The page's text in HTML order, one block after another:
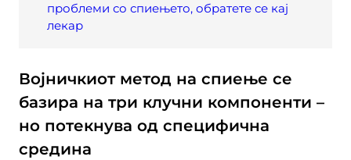
проблеми со спиењето, обратете се кај
лекар
Војничкиот метод на спиење се
базира на три клучни компоненти –
но потекнува од специфична
средина